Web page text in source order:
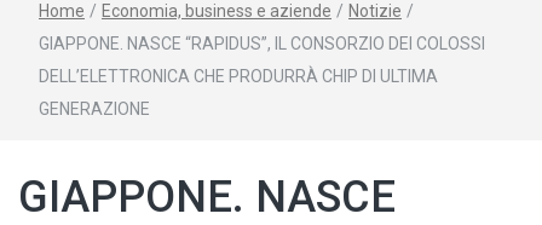
Home / Economia, business e aziende / Notizie /
GIAPPONE. NASCE “RAPIDUS”, IL CONSORZIO DEI COLOSSI
DELL’ELETTRONICA CHE PRODURRÀ CHIP DI ULTIMA
GENERAZIONE
GIAPPONE. NASCE